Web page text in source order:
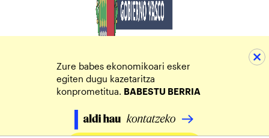
Zure babes ekonomikoari esker
egiten dugu kazetaritza
konprometitua. BABESTU BERRIA